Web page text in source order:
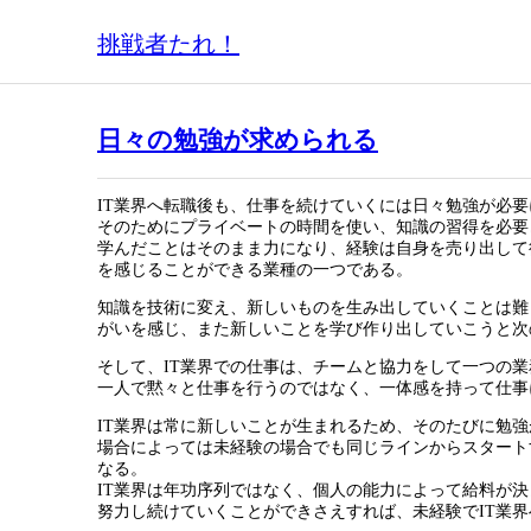
挑戦者たれ！
日々の勉強が求められる
IT業界へ転職後も、仕事を続けていくには日々勉強が必
そのためにプライベートの時間を使い、知識の習得を必要
学んだことはそのまま力になり、経験は自身を売り出し
を感じることができる業種の一つである。
知識を技術に変え、新しいものを生み出していくことは
がいを感じ、また新しいことを学び作り出していこうと
そして、IT業界での仕事は、チームと協力をして一つの
一人で黙々と仕事を行うのではなく、一体感を持って仕事
IT業界は常に新しいことが生まれるため、そのたびに勉強
場合によっては未経験の場合でも同じラインからスター
なる。
IT業界は年功序列ではなく、個人の能力によって給料が
努力し続けていくことができさえすれば、未経験でIT業